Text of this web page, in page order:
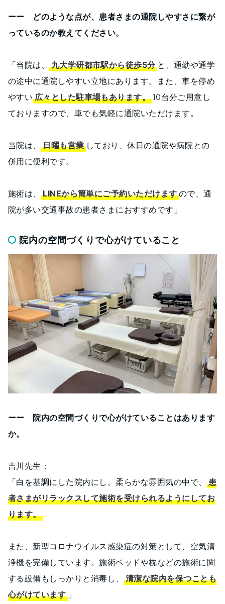
ーー どのような点が、患者さまの通院しやすさに繋が
っているのか教えてください。
「当院は、九大学研都市駅から徒歩5分 と、通勤や通学
の途中に通院しやすい立地にあります。また、車を停め
やすい広々とした駐車場もあります。10台分ご用意し
ておりますので、車でも気軽に通院いただけます。
当院は、 日曜も営業しており、休日の通院や病院との
併用に便利です。
施術は、 LINEから簡単にご予約いただけますので、通
院が多い交通事故の患者さまにおすすめです」
院内の空間づくりで心がけていること
ーー 院内の空間づくりで心がけていることはあります
か。
吉川先生：
「白を基調にした院内にし、柔らかな雰囲気の中で、
患
者さまがリラックスして施術を受けられるようにしてお
ります。
また、新型コロナウイルス感染症の対策として、空気清
浄機を完備しています。施術ベッドや枕などの施術に関
する設備もしっかりと消毒し、
清潔な院内を保つことも
心がけています」